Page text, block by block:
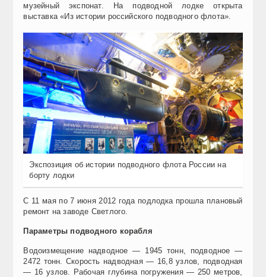
музейный экспонат. На подводной лодке открыта
выставка «Из истории российского подводного флота».
Экспозиция об истории подводного флота России на
борту лодки
С 11 мая по 7 июня 2012 года подлодка прошла плановый
ремонт на заводе Светлого.
Параметры подводного корабля
Водоизмещение надводное — 1945 тонн, подводное —
2472 тонн. Скорость надводная — 16,8 узлов, подводная
— 16 узлов. Рабочая глубина погружения — 250 метров,